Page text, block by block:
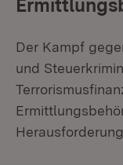
Der Kampf
und